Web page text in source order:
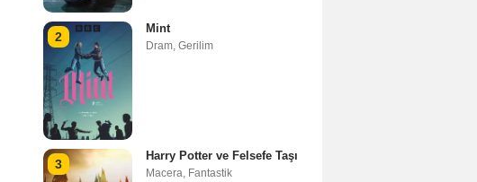
2
Mint
Dram, Gerilim
3
Harry Potter ve Felsefe Taşı
Macera, Fantastik